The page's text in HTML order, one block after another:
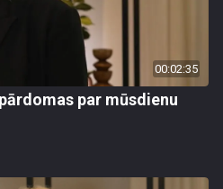
00:02:35
par mūsdienu